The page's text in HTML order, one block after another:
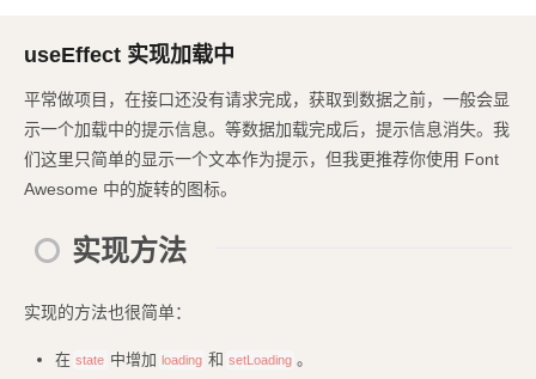
useEffect 实现加载中
平常做项目，在接口还没有请求完成，获取到数据之前，一般会显
示一个加载中的提示信息。等数据加载完成后，提示信息消失。我
们这里只简单的显示一个文本作为提示，但我更推荐你使用 Font
Awesome 中的旋转的图标。
实现方法
实现的方法也很简单：
在 state 中增加 loading 和 setLoading 。